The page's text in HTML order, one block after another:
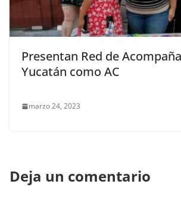
Presentan Red de
Yucatán como AC
marzo 24, 2023
Deja un comentario